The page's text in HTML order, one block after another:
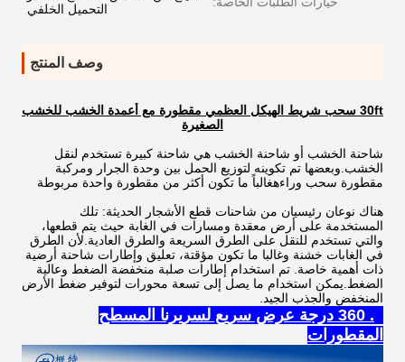
التحميل الخلفي
وصف المنتج
30ft سحب شريط الهيكل العظمي مقطورة مع أعمدة الخشب للخشب
الصغيرة
شاحنة الخشب أو شاحنة الخشب هي شاحنة كبيرة تستخدم لنقل
الخشب.وبعضها تم تكوينه لتوزيع الحمل بين وحدة الجرار ومركبة
مقطورة سحب وراءهغالباً ما تكون أكثر من مقطورة واحدة مربوطة
هناك نوعان رئيسيان من شاحنات قطع الأشجار الحديثة: تلك
المستخدمة على أرض معقدة ومسارات في الغابة حيث يتم قطعها،
والتي تستخدم للنقل على الطرق السريعة والطرق العادية.لأن الطرق
في الغابات خشنة وغالبا ما تكون مؤقتة، تعليق وإطارات شاحنة أرضية
ذات أهمية خاصة. تم استخدام إطارات صلبة منخفضة الضغط وعالية
الضغط.يمكن استخدام ما يصل إلى تسعة محورات لتوفير ضغط الأرض
المنخفض والجذب الجيد.
1. 360 درجة عرض سريع لسريرنا المسطح
المقطورات